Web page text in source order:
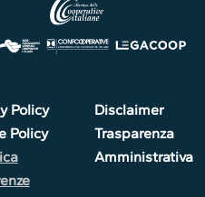
Policy
Policy
Disclaimer
Trasparenza
Amministrativa